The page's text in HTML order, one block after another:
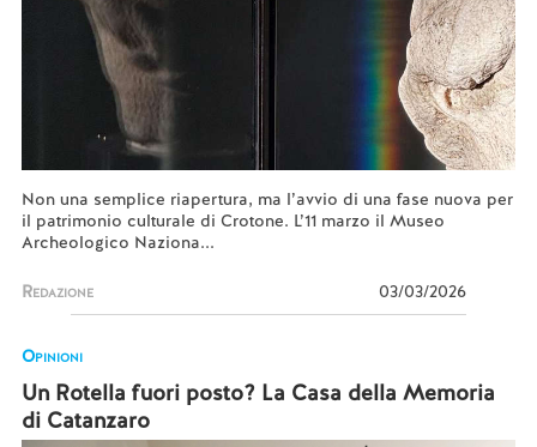
Non una semplice riapertura, ma l’avvio di una fase nuova per
il patrimonio culturale di Crotone. L’11 marzo il Museo
Archeologico Naziona...
Redazione 03/03/2026
Opinioni
Un Rotella fuori posto? La Casa della Memoria
di Catanzaro